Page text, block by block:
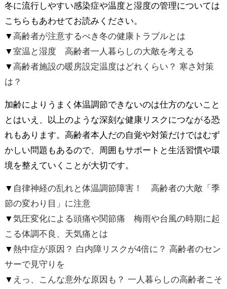
冬に流行しやすい感染症や温度と湿度の管理については
こちらもあわせてお読みください。
▼高齢者が注意するべき冬の健康トラブルとは
▼室温と湿度 高齢者一人暮らしの大敵を考える
▼高齢者施設の暖房設定温度はどれくらい？ 寒さ対策
は？
加齢によりうまく体温調節できないのは仕方のないこと
とはいえ、以上のような深刻な健康リスクにつながる恐
れもあります。高齢者本人だの自覚や対策だけではむず
かしい問題もあるので、周囲もサポートと生活習慣や環
境を整えていくことが大切です。
▼ 自律神経の乱れと体温調節障害！ 高齢者の大敵「季
節の変わり目」に注意
▼気圧変化による頭痛や関節痛 梅雨や台風の時期に起
こる体調不良、天気痛とは
▼熱中症が原因？ 白内障リスクが4倍に？ 高齢者のセン
サーで見守りを
▼ えっ、こんな意外な原因も？ 一人暮らしの高齢者こそ